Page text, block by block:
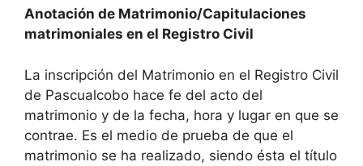
Anotación de Matrimonio/Capitulaciones
matrimoniales en el Registro Civil
La inscripción del Matrimonio en el Registro Civil
de Pascualcobo hace fe del acto del
matrimonio y de la fecha, hora y lugar en que se
contrae. Es el medio de prueba de que el
matrimonio se ha realizado, siendo ésta el título